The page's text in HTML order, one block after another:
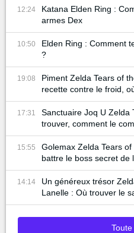
12:24
Katana Elden Ring :
armes Dex
10:50
Elden Ring : Comment
?
19:08
Piment Zelda Tears of
recette contre le froid,
17:31
Sanctuaire Joq U Zelda
trouver, comment le
15:55
Golemax Zelda Tears
battre le boss secret de
14:14
Un généreux trésor
Lanelle : Où trouver le